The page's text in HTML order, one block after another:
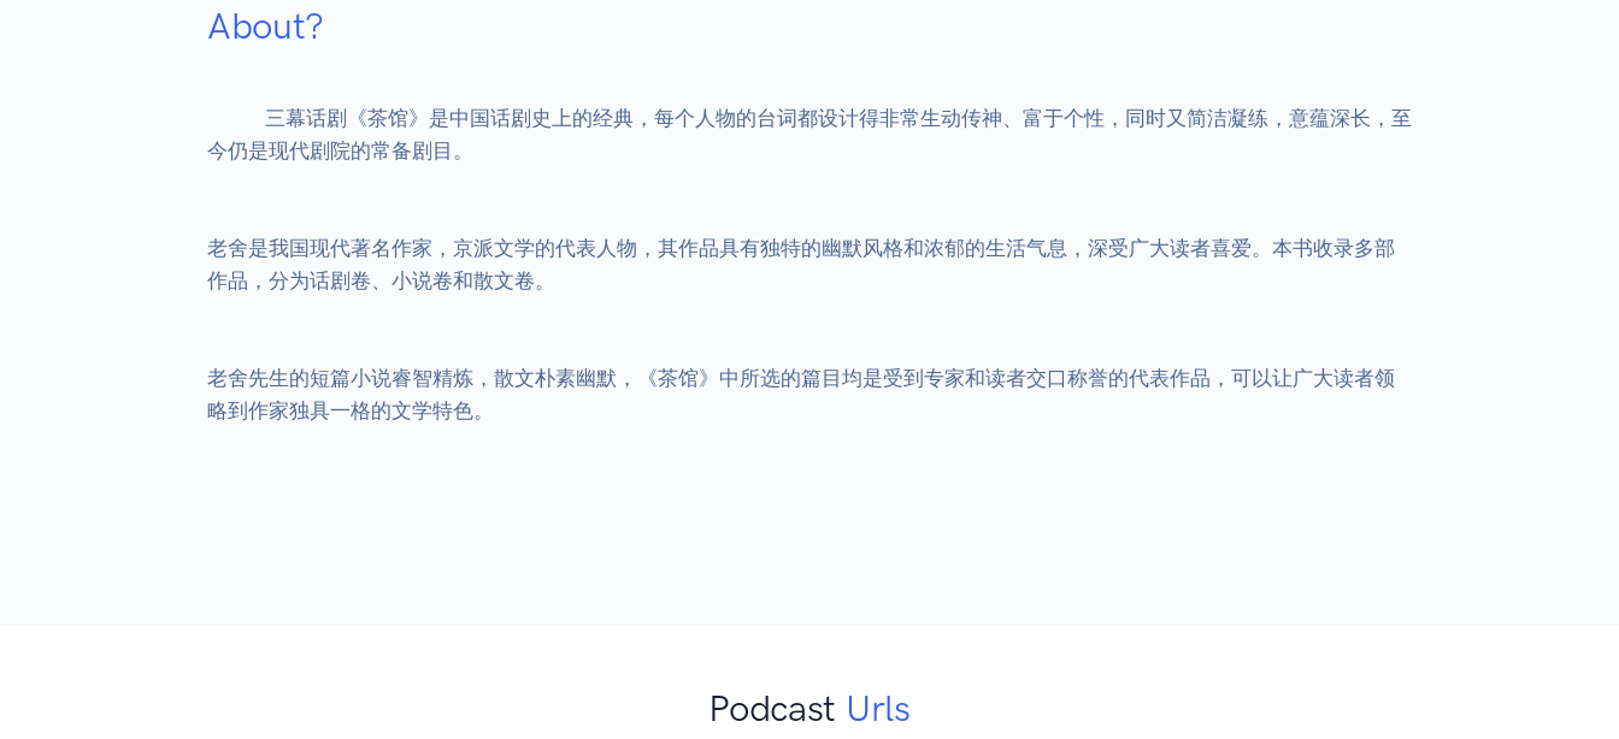
About?
今仍是现代剧院的常备剧目。
老舍是我国现代著名作家，京派文学的代表人物，其作品具有独特的幽默风格和浓郁的生活气息，深受广大读者喜爱。本书收录多部
作品，分为话剧卷、小说卷和散文卷。
老舍先生的短篇小说睿智精炼，散文朴素幽默，《茶馆》中所选的篇目均是受到专家和读者交口称誉的代表作品，可以让广大读者领
略到作家独具一格的文学特色。
Podcast Urls